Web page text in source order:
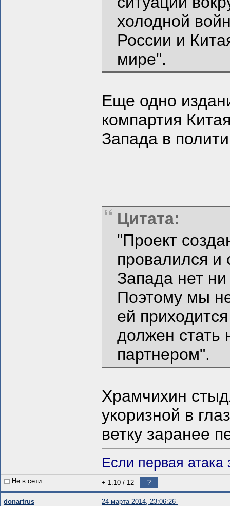
холодной
России и
мире".
Еще одно
компартия
Запада в
Цитата:
"Проект
провалился и
Запада нет
Поэтому мы
ей
должен стать
партнером".
Храмчихин
укоризной в
ветку заранее
Если первая
Не в сети + 1.10 / 12 ?
donartrus 24 марта 2014, 23:06:26